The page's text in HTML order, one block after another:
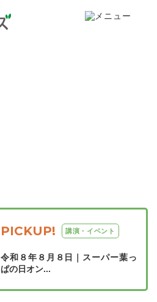
PICKUP! 講演・イベント
令和８年８月８日｜スーパー葉っ
ぱの日オン...